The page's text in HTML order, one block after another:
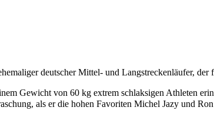
deutscher Mittel- und Langstreckenläufer, der
Gewicht von 60 kg extrem schlaksigen Athleten
als er die hohen Favoriten Michel Jazy und